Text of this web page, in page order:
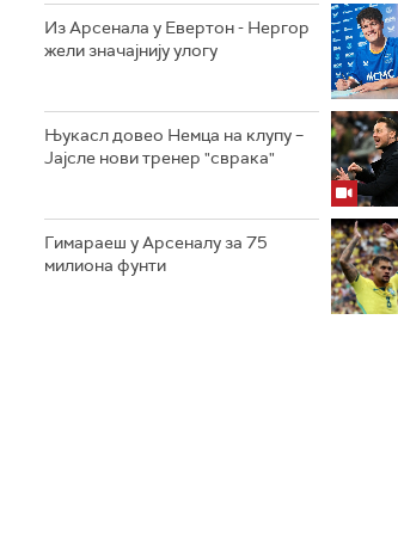
Из Арсенала у Евертон - Нергор
жели значајнију улогу
Њукасл довео Немца на клупу –
Јајсле нови тренер "сврака"
Гимараеш у Арсеналу за 75
милиона фунти